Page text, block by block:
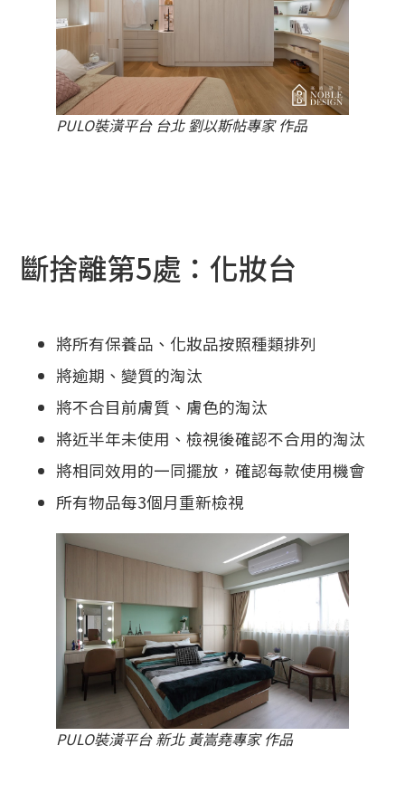
PULO裝潢平台 台北 劉以斯帖專家 作品
斷捨離第5處：化妝台
將所有保養品、化妝品按照種類排列
將逾期、變質的淘汰
將不合目前膚質、膚色的淘汰
將近半年未使用、檢視後確認不合用的淘汰
將相同效用的一同擺放，確認每款使用機會
所有物品每3個月重新檢視
PULO裝潢平台 新北 黃嵩堯專家 作品